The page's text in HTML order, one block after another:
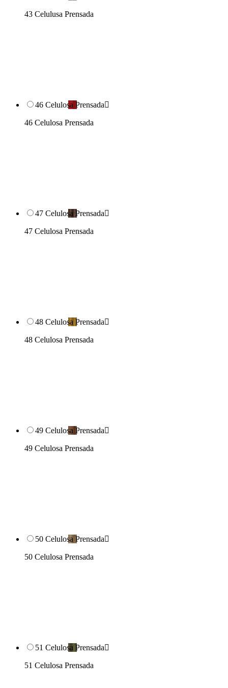
43 Celulusa Prensada
46 Celulosa Prensada
46 Celulosa Prensada
47 Celulosa Prensada
47 Celulosa Prensada
48 Celulosa Prensada
48 Celulosa Prensada
49 Celulosa Prensada
49 Celulosa Prensada
50 Celulosa Prensada
50 Celulosa Prensada
51 Celulosa Prensada
51 Celulosa Prensada